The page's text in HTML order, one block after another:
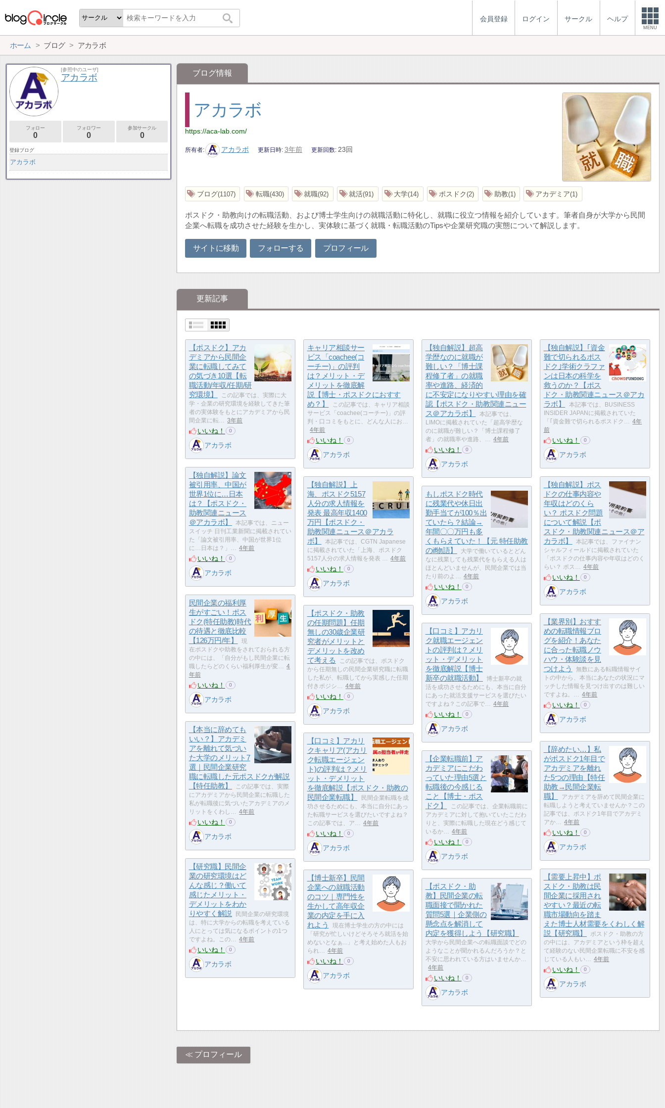
会員登録 ログイン サークル ヘルプ
MENU
ホーム ブログ アカラボ
ブログ情報
アカラボ
https://aca-lab.com/
所有者 アカラボ 更新日時 3年前 更新回数 23回
ブログ 1107 転職 430 就職 92 就活 91 大学 14 ポスドク 2 助教 1 アカデミア 1
ポスドク・助教向けの転職活動、および博士学生向けの就職活動に特化し、就職に役立つ情報を紹介しています。筆者自身が大学から民間
企業へ転職を成功させた経験を生かし、実体験に基づく就職・転職活動のTipsや企業研究職の実態について解説します。
サイトに移動 フォローする プロフィール
更新記事
【ポスドク】アカ
デミアから民間企
業に転職してみて
の気づき10選【転
職活動/年収/任期/研
究環境】
この記事では、実際に大
学・企業の研究環境を経験してきた筆
者の実体験をもとにアカデミアから民
間企業に転… 3年前
いいね！ 0
アカラボ
キャリア相談サー
ビス「coachee(コ
ーチー)」の評判
は？メリット・デ
メリットを徹底解
説【博士・ポスドクにおすす
め？】
この記事では、キャリア相談
サービス「coachee(コーチー)」の評
判・口コミをもとに、どんな人にお…
4年前
いいね！ 0
アカラボ
【独自解説】超高
学歴なのに就職が
難しい？「博士課
程修了者」の就職
率や進路、経済的
に不安定になりやすい理由を確
認【ポスドク・助教関連ニュー
ス＠アカラボ】
本記事では、
LIMOに掲載されていた「超高学歴な
のに就職が難しい？「博士課程修了
者」の就職率や進路、… 4年前
いいね！ 0
アカラボ
【独自解説】｢資金
難で切られるポス
ドク｣学術クラファ
ンは日本の科学を
救うのか？【ポス
ドク・助教関連ニュース＠アカ
ラボ】
本記事では、BUSINESS
INSIDER JAPANに掲載されていた
「｢資金難で切られるポスドク… 4年
前
いいね！ 0
アカラボ
【独自解説】論文
被引用率、中国が
世界1位に…日本
は？【ポスドク・
助教関連ニュース
＠アカラボ】
本記事では、ニュー
スイッチ 日刊工業新聞に掲載されてい
た「論文被引用率、中国が世界1位
に…日本は？」… 4年前
いいね！ 0
アカラボ
【独自解説】上
海、ポスドク5157
人分の求人情報を
発表 最高年収1400
万円【ポスドク・
助教関連ニュース＠アカラ
ボ】
本記事では、CGTN Japanese
に掲載されていた「上海、ポスドク
5157人分の求人情報を発表 … 4年前
いいね！ 0
アカラボ
【独自解説】ポス
ドクの仕事内容や
年収はどのくら
い？ ポスドク問題
について解説【ポ
スドク・助教関連ニュース＠ア
カラボ】
本記事では、ファイナン
シャルフィールドに掲載されていた
「ポスドクの仕事内容や年収はどのく
らい？ ポス… 4年前
いいね！ 0
アカラボ
もしポスドク時代
に残業代や休日出
勤手当てが100％出
ていたら？結論→
年間〇〇万円も多
くもらえていた！【元 特任助教
のif物語】
大学で働いているとどん
なに残業しても残業代をもらえる人は
ほとんどいませんが、民間企業では当
たり前のよ… 4年前
いいね！ 0
アカラボ
民間企業の福利厚
生がすごい！ポス
ドク(特任助教)時代
の待遇と徹底比較
【126万円/年】
現
在ポスドクや助教をされておられる方
の中には、「自分がもし民間企業に転
職したらどのくらい福利厚生が変… 4
年前
いいね！ 0
アカラボ
【ポスドク・助教
の任期問題】任期
無しの30歳企業研
究者がメリットと
デメリットを改め
て考える
この記事では、ポスドク
から任期無しの民間企業研究職に転職
した私が、転職してから実感した任期
付きポジシ… 4年前
いいね！ 0
アカラボ
【業界別】おすす
めの転職情報ブロ
グを紹介！あなた
に合った転職ノウ
ハウ・体験談を見
つけよう
無数にある転職情報サイ
トの中から、本当にあなたの状況にマ
ッチした情報を見つけ出すのは難しい
ですよね。… 4年前
いいね！ 0
アカラボ
【口コミ】アカリ
ク就職エージェン
トの評判は？メリ
ット・デメリット
を徹底解説【博士
新卒の就職活動】
博士新卒の就
活を成功させるためにも、本当に自分
にあった就活支援サービスを選びたい
ですよね？この記事で… 4年前
いいね！ 0
アカラボ
【本当に辞めても
いい？】アカデミ
アを離れて気づい
た大学のメリット7
選｜民間企業研究
職に転職した元ポスドクが解説
【特任助教】
この記事では、実際
にアカデミアから民間企業に転職した
私が転職後に気づいたアカデミアのメ
リットをくわし… 4年前
いいね！ 0
アカラボ
【口コミ】アカリ
クキャリア(アカリ
ク転職エージェン
ト)の評判は？メリ
ット・デメリット
を徹底解説【ポスドク・助教の
民間企業転職】
民間企業転職を成
功させるためにも、本当に自分にあっ
た転職サービスを選びたいですよね？
この記事では、ア… 4年前
いいね！ 0
アカラボ
【辞めたい…】私
がポスドク1年目で
アカデミアを離れ
た5つの理由【特任
助教→民間企業転
職】
アカデミアを辞めて民間企業に
転職しようと考えていませんか？この
記事では、ポスドク1年目でアカデミ
アか… 4年前
いいね！ 0
アカラボ
【企業転職前】ア
カデミアにこだわ
っていた理由5選と
転職後の今感じる
こと【博士・ポス
ドク】
この記事では、企業転職前に
アカデミアに対して抱いていたこだわ
りと、実際に転職した現在どう感じて
いるか… 4年前
いいね！ 0
アカラボ
【研究職】民間企
業の研究環境はど
んな感じ？働いて
感じたメリット・
デメリットをわか
りやすく解説
民間企業の研究環境
は、特に大学からの転職を考えている
人にとっては気になるポイントの1つ
ですよね。この… 4年前
いいね！ 0
アカラボ
【需要上昇中】ポ
スドク・助教は民
間企業に採用され
やすい？最近の転
職市場動向を踏ま
えた博士人材需要をくわしく解
説【研究職】
ポスドク・助教の方
の中には、アカデミアという枠を超え
て経験のない民間企業転職に不安を感
じている人もい… 4年前
いいね！ 0
アカラボ
【博士新卒】民間
企業への就職活動
のコツ｜専門性を
生かして高年収企
業の内定を手に入
れよう
現在博士学生の方の中には
「研究が忙しいけどそろそろ就活を始
めないとなぁ...」と考え始めた人もお
られ… 4年前
いいね！ 0
アカラボ
【ポスドク・助
教】民間企業の転
職面接で聞かれた
質問5選｜企業側の
懸念点を解消して
内定を獲得しよう【研究職】
大学から民間企業への転職面談でどの
ようなことが聞かれるんだろうか？と
不安に思われている方はいませんか…
4年前
いいね！ 0
アカラボ
プロフィール
[参照中のユーザ]
アカラボ
フォロー
0
フォロワー
0
参加サークル
0
登録ブログ
アカラボ